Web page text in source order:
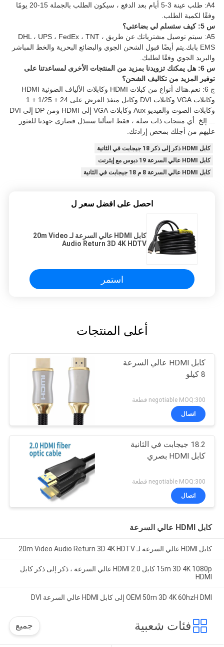
A4: طلب عينة 3-5 أيام بعد الدفع ، سيكون الطلب بالجملة 15-20 يومًا
وفقًا لكمية الطلب.
س 5: كيف ستسلم لي بضاعتي؟
A5: سيتم توصيل مشترياتك عن طريق DHL ، UPS ، FedEx ، TNT ،
EMS بابك.يتم أيضًا قبول الشحن الجوي والبضائع البحرية والخط المباشر
والبريد الجوي وفقًا لطلبك.
س 6: هل يمكنك تزويدنا بمزيد من المنتجات الأخرى لمساعدتنا على
توفير المزيد من تكاليف الشحن؟
ج 6: نعم.هناك أنواع من كبلات HDMI وكابلات الألياف الضوئية HDMI
وكابلات VGA وكابلات DVI وكابل منفذ العرض على 24 + 1/25 + 1
وكابلات الصوت والفيديو Aux وكابلات VGA إلى HDMI ومن DP إلى DVI
... إلخ .أي منتجات ذات صلة ، فقط اسألنا.سنبذل قصارى جهدنا للعثور
عليهم من أجلك بمحض إرادتك.
كابل HDMI ذكر إلى ذكر 18 جيجابت في الثانية
كابل HDMI عالي السرعة 19 دبوس مع إيثرنت
كابل HDMI عالي السرعة 8 م 18 جيجابت في الثانية
احصل على افضل سعر ل
كابل HDMI عالي السرعة لـ 20m Video
Audio Return 3D 4K HDTV
استمر
أعلى المنتجات
كابل HDMI عالي السرعة
8 كيلو
negotiable MOQ:300 قطعة
اتصال
18.2 جيجابت في الثانية
كابل HDMI بصري
negotiable MOQ:300 قطعة
اتصال
كابل HDMI عالي السرعة
كابل HDMI عالي السرعة لـ 20m Video Audio Return 3D 4K HDTV
15m 3D 4K 1080p كابل HDMI 2.0 عالي السرعة ، ذكر إلى ذكر كابل
HDMI
OEM 50m 3D 4K 60hzH DMI إلى كابل HDMI عالي السرعة DVI
فئات شعبية جميع